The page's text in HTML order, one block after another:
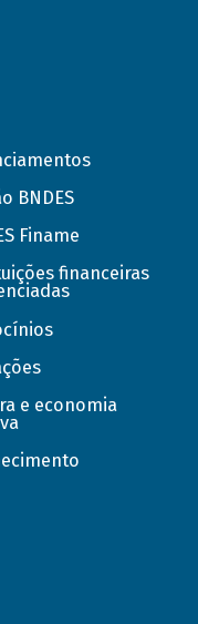
BNDES
Finame
financeiras
e economia